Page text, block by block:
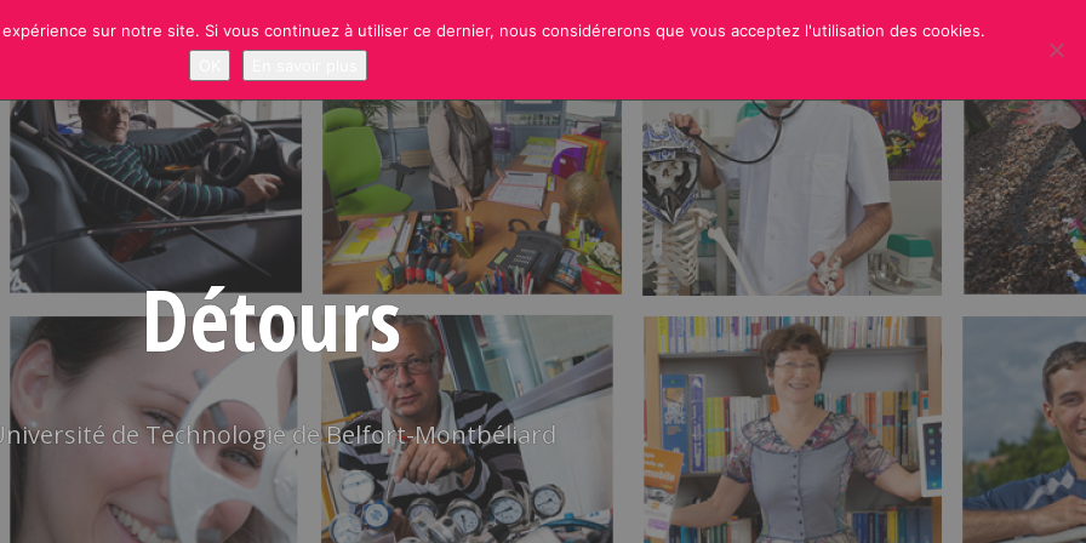
SITE OFFICIEL UTBM S’INSCRIRE À LA NEWSLETTER
Détours
de Technologie de Belfort-Montbéliard
sur notre site. Si vous continuez à utiliser ce dernier, nous considérerons que vous acceptez l'utilisation des cookies.